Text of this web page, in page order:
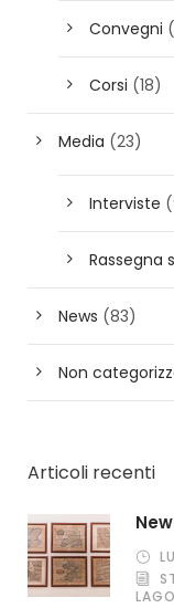
Convegni
Corsi (18)
Media (23)
Interviste
Rassegna
News (83)
Non
Articoli recenti